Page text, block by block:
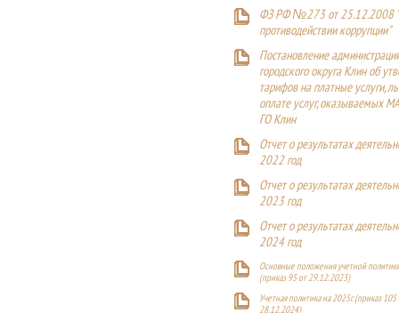
ФЗ РФ №273 от 25.12.2008
противодействии коррупции"
Постановление
городского округа Клин об
тарифов на платные услуги,
оплате услуг, оказываемых
ГО Клин
Отчет о результатах
2022 год
Отчет о результатах
2023 год
Отчет о результатах
2024 год
Основные положения учетной
(приказ 95 от 29.12.2023)
Учетная политика на 2025г. (приказ 105
28.12.2024)